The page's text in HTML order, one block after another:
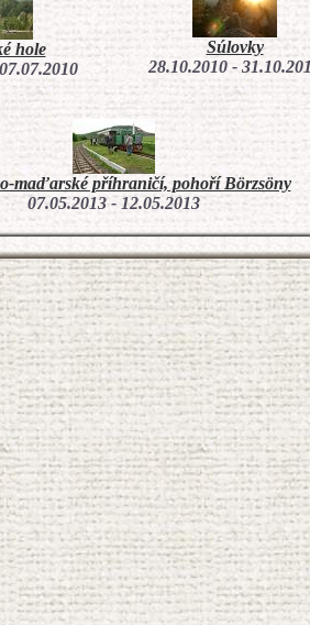
hole
Súlovky
28.10.2010 -
maďarské příhraničí, pohoří Börzsöny
07.05.2013 - 12.05.2013